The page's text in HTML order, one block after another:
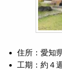
住所：愛知
工期：約４